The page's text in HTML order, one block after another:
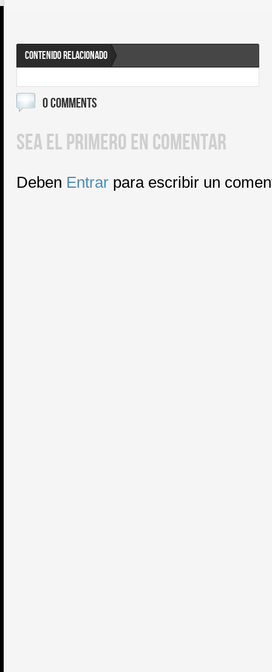
CONTENIDO RELACIONADO
0 COMMENTS
SEA EL PRIMERO EN COMENTAR
Deben Entrar para escribir un